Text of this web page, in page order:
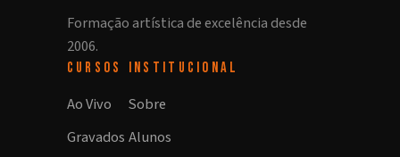
Formação artística de excelência desde
2006.
CURSOS
Ao Vivo
Gravados
INSTITUCIONAL
Sobre
Alunos